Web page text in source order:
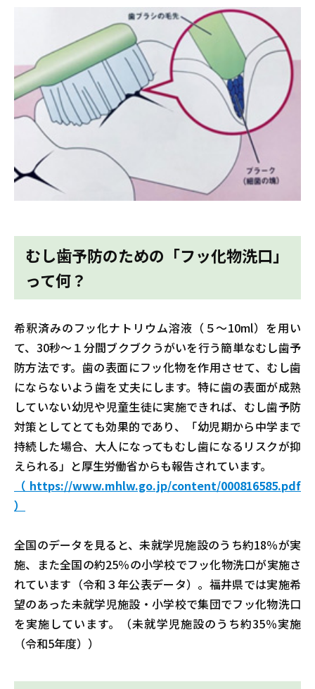
むし歯予防のための「フッ化物洗口」
って何？
希釈済みのフッ化ナトリウム溶液（５〜10ml）を用い
て、30秒〜１分間ブクブクうがいを行う簡単なむし歯予
防方法です。歯の表面にフッ化物を作用させて、むし歯
にならないよう歯を丈夫にします。特に歯の表面が成熟
していない幼児や児童生徒に実施できれば、むし歯予防
対策としてとても効果的であり、「幼児期から中学まで
持続した場合、大人になってもむし歯になるリスクが抑
えられる」と厚生労働省からも報告されています。
（https://www.mhlw.go.jp/content/000816585.pdf
）
全国のデータを見ると、未就学児施設のうち約18％が実
施、また全国の約25％の小学校でフッ化物洗口が実施さ
れています（令和３年公表データ）。福井県では実施希
望のあった未就学児施設・小学校で集団でフッ化物洗口
を実施しています。（未就学児施設のうち約35％実施
（令和5年度））